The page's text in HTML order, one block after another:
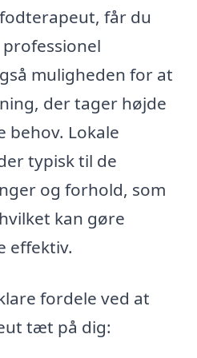
får du
muligheden for at
der tager højde
behov. Lokale
typisk til de
og forhold, som
kan gøre
effektiv.
fordele ved at
tæt på dig: